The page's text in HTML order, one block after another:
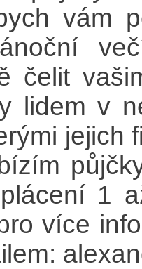
vám
čelit
lidem v
jejich
1
více